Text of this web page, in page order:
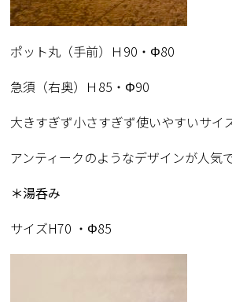
ポット丸（手前）Ｈ90・Φ80
急須（右奥）Ｈ85・Φ90
大きすぎず小さすぎず使いやすいサイ
アンティークのようなデザインが人気で
＊湯呑み
サイズH70 ・Φ85